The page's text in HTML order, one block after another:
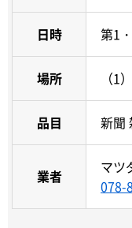
日時 第1
場所 （1
品目 新聞
業者
マツ
078-